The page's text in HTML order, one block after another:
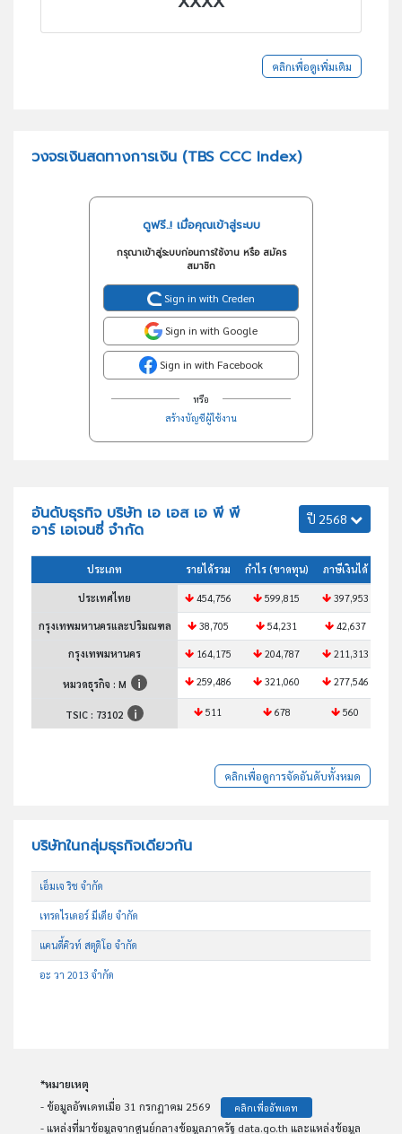
คลิกเพื่อดูเพิ่มเติม
วงจรเงินสดทางการเงิน (TBS CCC Index)
ดูฟรี..! เมื่อคุณเข้าสู่ระบบ
กรุณาเข้าสู่ระบบก่อนการใช้งาน หรือ สมัคร
สมาชิก
Sign in with Creden
Sign in with Google
Sign in with Facebook
หรือ
สร้างบัญชีผู้ใช้งาน
อันดับธุรกิจ บริษัท เอ เอส เอ พี พี
อาร์ เอเจนซี่ จำกัด
ปี 2568
ประเภท รายได้รวม กำไร (ขาดทุน) ภาษีเงินได้
ประเทศไทย 454,756 599,815 397,953
กรุงเทพมหานครและปริมณฑล 38,705 54,231 42,637
กรุงเทพมหานคร 164,175 204,787 211,313
หมวดธุรกิจ : M 259,486 321,060 277,546
TSIC : 73102 511 678 560
คลิกเพื่อดูการจัดอันดับทั้งหมด
บริษัทในกลุ่มธุรกิจเดียวกัน
เอ็มเจ ริช จำกัด
เทรดไรเดอร์ มีเดีย จำกัด
แคนดี้คิวท์ สตูดิโอ จำกัด
อะ วา 2013 จำกัด
*หมายเหตุ
- ข้อมูลอัพเดทเมื่อ 31 กรกฎาคม 2569
คลิกเพื่ออัพเดท
- แหล่งที่มาข้อมูลจากศูนย์กลางข้อมูลภาครัฐ data.go.th และแหล่งข้อมูล